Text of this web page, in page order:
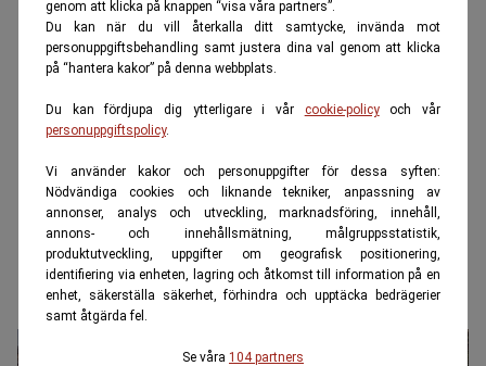
genom att klicka på knappen “visa våra partners”.
Du kan när du vill återkalla ditt samtycke, invända mot
personuppgiftsbehandling samt justera dina val genom att klicka
på “hantera kakor” på denna webbplats.
Du kan fördjupa dig ytterligare i vår cookie-policyoch vår
personuppgiftspolicy.
Vi använder kakor och personuppgifter för dessa syften:
Nödvändiga cookies och liknande tekniker, anpassning av
annonser, analys och utveckling, marknadsföring, innehåll,
annons- och innehållsmätning, målgruppsstatistik,
produktutveckling, uppgifter om geografisk positionering,
identifiering via enheten, lagring och åtkomst till information på en
enhet, säkerställa säkerhet, förhindra och upptäcka bedrägerier
samt åtgärda fel.
Se våra 104 partners